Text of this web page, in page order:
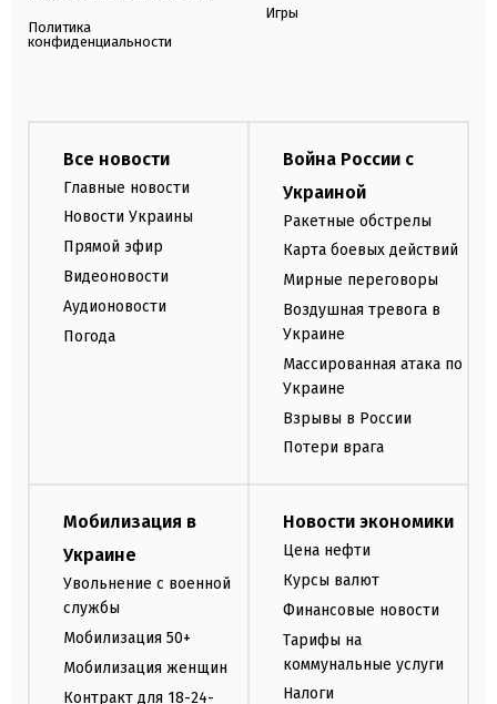
Политика
конфиденциальности
Игры
Все новости
Главные новости
Новости Украины
Прямой эфир
Видеоновости
Аудионовости
Погода
Война России с
Украиной
Ракетные обстрелы
Карта боевых действий
Мирные переговоры
Воздушная тревога в
Украине
Массированная атака по
Украине
Взрывы в России
Потери врага
Мобилизация в
Украине
Увольнение с военной
службы
Мобилизация 50+
Мобилизация женщин
Контракт для 18-24-
Новости экономики
Цена нефти
Курсы валют
Финансовые новости
Тарифы на
коммунальные услуги
Налоги